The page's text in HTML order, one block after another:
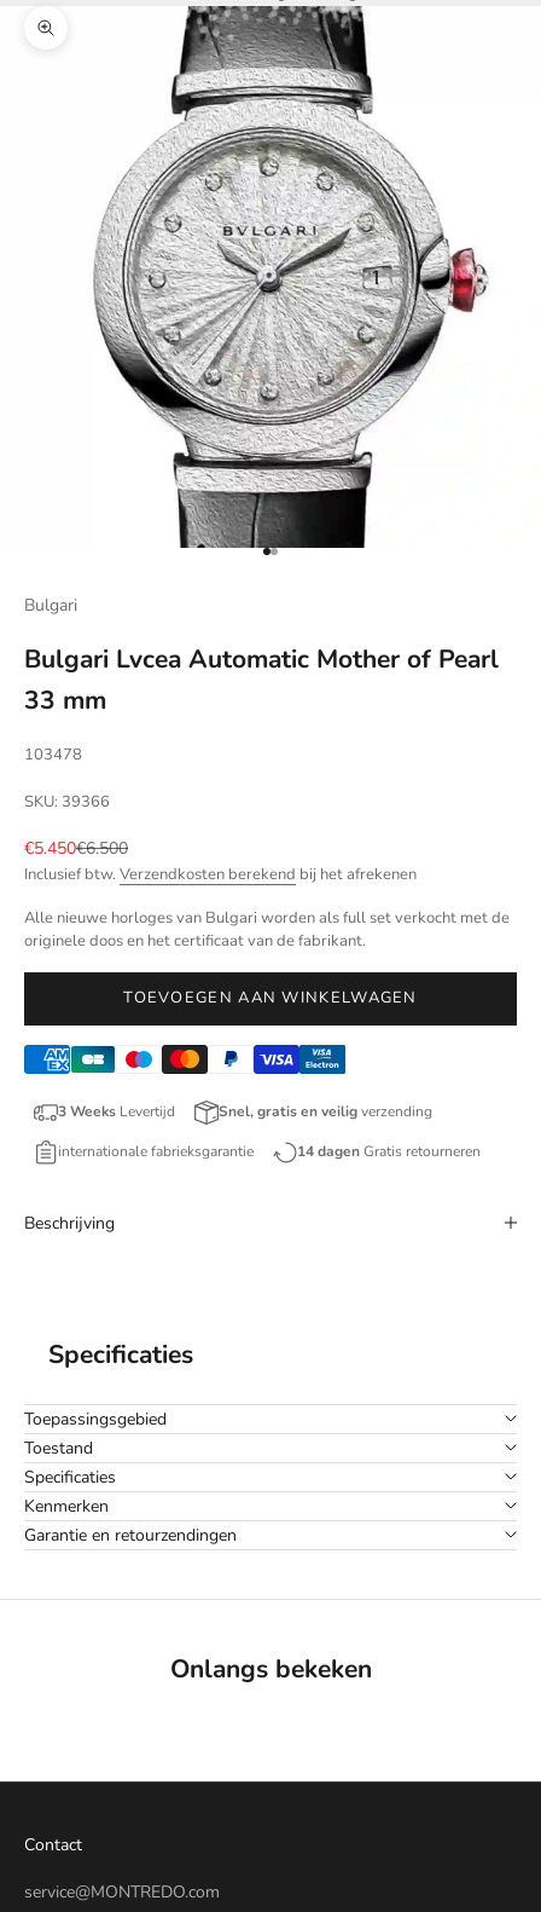
In-/uitzoomen
Naar artikel 1
Naar artikel 2
Bulgari
Bulgari Lvcea Automatic Mother of Pearl
33 mm
103478
SKU: 39366
Aanbiedingsprijs
€5.450Normale prijs
€6.500
Inclusief btw. Verzendkosten berekend bij het afrekenen
Alle nieuwe horloges van Bulgari worden als full set verkocht met de
originele doos en het certificaat van de fabrikant.
TOEVOEGEN AAN WINKELWAGEN
3 Weeks Levertijd Snel, gratis en veiligverzending
internationale fabrieksgarantie 14 dagenGratis retourneren
Beschrijving
Specificaties
Toepassingsgebied
Toestand
Specificaties
Kenmerken
Garantie en retourzendingen
Onlangs bekeken
Contact
service@MONTREDO.com